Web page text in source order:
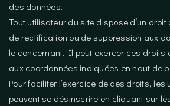
des données.
Tout utilisateur du site dispose d’un
de rectification ou de suppression aux
le concernant. Il peut exercer ces droits
aux coordonnées indiquées en haut de
Pour faciliter l’exercice de ces droits,
peuvent se désinscrire en cliquant sur